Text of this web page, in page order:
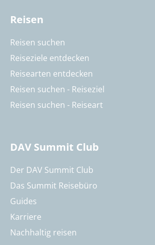
Reisen
Reisen suchen
Reiseziele entdecken
Reisearten entdecken
Reisen suchen - Reiseziel
Reisen suchen - Reiseart
DAV Summit Club
Der DAV Summit Club
Das Summit Reisebüro
Guides
Karriere
Nachhaltig reisen